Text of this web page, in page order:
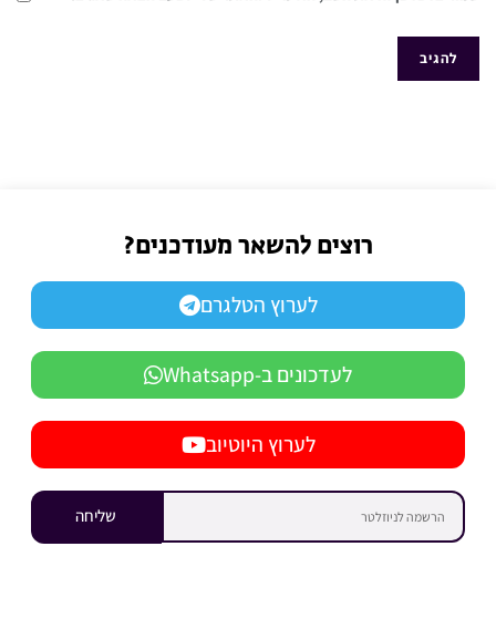
רוצים להשאר מעודכנים?
לערוץ הטלגרם
לעדכונים ב-Whatsapp
לערוץ היוטיוב
שליחה